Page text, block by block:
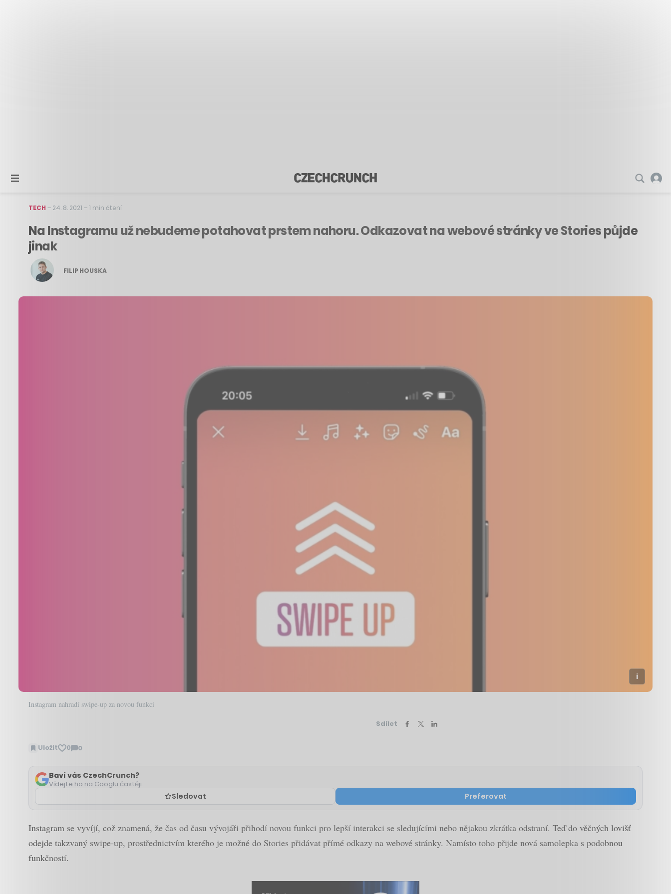
TECH – 24. 8. 2021 –1 min čtení
Na Instagramu už nebudeme potahovat prstem nahoru. Odkazovat na webové stránky ve Stories půjde
jinak
FILIP HOUSKA
Instagram nahradí swipe-up za novou funkci
Sdílet
Uložit 0 0
Zobrazit
Baví vás CzechCrunch?
Vídejte ho na Googlu častěji.
Sledovat Preferovat
Instagram se vyvíjí, což znamená, že čas od času vývojáři přihodí novou funkci pro lepší interakci se sledujícími nebo nějakou zkrátka odstraní. Teď do věčných lovišť
odejde takzvaný swipe-up, prostřednictvím kterého je možné do Stories přidávat přímé odkazy na webové stránky. Namísto toho přijde nová samolepka s podobnou
funkčností.